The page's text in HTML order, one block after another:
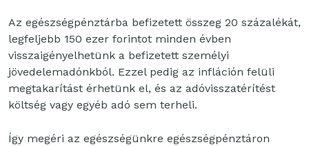
Az egészségpénztárba befizetett összeg 20 százalékát,
legfeljebb 150 ezer forintot minden évben
visszaigényelhetünk a befizetett személyi
jövedelemadónkból. Ezzel pedig az infláción felüli
megtakarítást érhetünk el, és az adóvisszatérítést
költség vagy egyéb adó sem terheli.
Így megéri az egészségünkre egészségpénztáron